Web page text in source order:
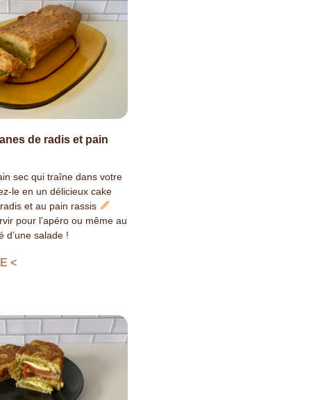
de radis et pain
sec qui traîne dans votre
le en un délicieux cake
et au pain rassis
pour l’apéro ou même au
d’une salade !
<